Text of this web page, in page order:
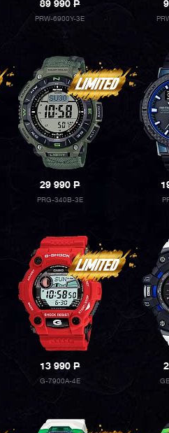
89 990P
PRW-6900Y-3E
29 990P
PRG-340B-3E
13 990P
G-7900A-4E